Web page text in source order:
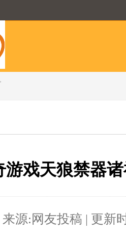
游戏天狼禁器
来源:网友投稿 | 更新